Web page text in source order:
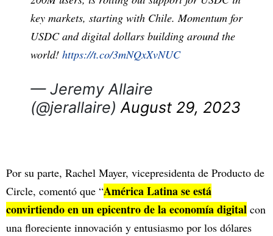
key markets, starting with Chile. Momentum for
USDC and digital dollars building around the
world! https://t.co/3mNQxXvNUC
— Jeremy Allaire
(@jerallaire)August 29, 2023
Por su parte, Rachel Mayer, vicepresidenta de Producto de
Circle, comentó que “América Latina se está
convirtiendo en un epicentro de la economía digital con
una floreciente innovación y entusiasmo por los dólares